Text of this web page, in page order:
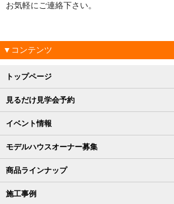
お気軽にご連絡下さい。
▼コンテンツ
トップページ
見るだけ見学会予約
イベント情報
モデルハウスオーナー募集
商品ラインナップ
施工事例